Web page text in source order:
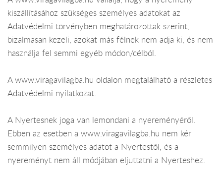
kiszállításához szükséges személyes adatokat az
Adatvédelmi törvényben meghatározottak szerint,
bizalmasan kezeli, azokat más félnek nem adja ki, és nem
használja fel semmi egyéb módon/célból.
A www.viragavilagba.hu oldalon megtalálható a részletes
Adatvédelmi nyilatkozat.
A Nyertesnek joga van lemondani a nyereményéről.
Ebben az esetben a www.viragavilagba.hu nem kér
semmilyen személyes adatot a Nyertestől, és a
nyereményt nem áll módjában eljuttatni a Nyerteshez.